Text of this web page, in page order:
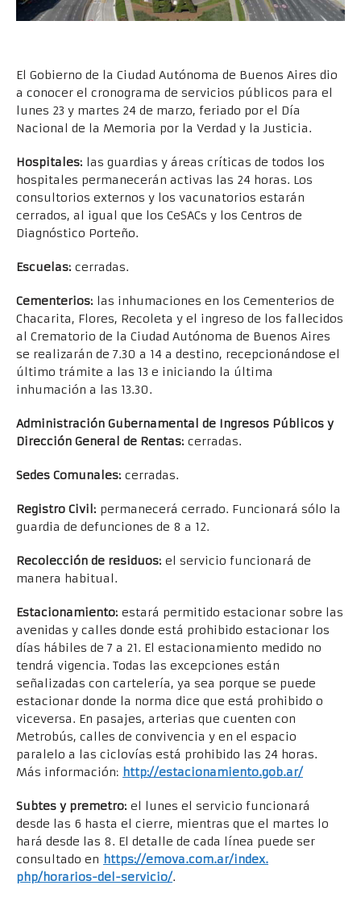
El Gobierno de la Ciudad Autónoma de Buenos Aires dio
a conocer el cronograma de servicios públicos para el
lunes 23 y martes 24 de marzo, feriado por el Día
Nacional de la Memoria por la Verdad y la Justicia.
Hospitales: las guardias y áreas críticas de todos los
hospitales permanecerán activas las 24 horas. Los
consultorios externos y los vacunatorios estarán
cerrados, al igual que los CeSACs y los Centros de
Diagnóstico Porteño.
Escuelas: cerradas.
Cementerios: las inhumaciones en los Cementerios de
Chacarita, Flores, Recoleta y el ingreso de los fallecidos
al Crematorio de la Ciudad Autónoma de Buenos Aires
se realizarán de 7.30 a 14 a destino, recepcionándose el
último trámite a las 13 e iniciando la última
inhumación a las 13.30.
Administración Gubernamental de Ingresos Públicos y
Dirección General de Rentas: cerradas.
Sedes Comunales: cerradas.
Registro Civil: permanecerá cerrado. Funcionará sólo la
guardia de defunciones de 8 a 12.
Recolección de residuos: el servicio funcionará de
manera habitual.
Estacionamiento: estará permitido estacionar sobre las
avenidas y calles donde está prohibido estacionar los
días hábiles de 7 a 21. El estacionamiento medido no
tendrá vigencia. Todas las excepciones están
señalizadas con cartelería, ya sea porque se puede
estacionar donde la norma dice que está prohibido o
viceversa. En pasajes, arterias que cuenten con
Metrobús, calles de convivencia y en el espacio
paralelo a las ciclovías está prohibido las 24 horas.
Más información: http://estacionamiento.gob.ar/
Subtes y premetro: el lunes el servicio funcionará
desde las 6 hasta el cierre, mientras que el martes lo
hará desde las 8. El detalle de cada línea puede ser
consultado en https://emova.com.ar/index.
php/horarios-del-servicio/.